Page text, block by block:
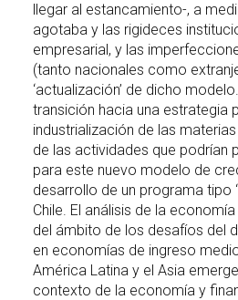
llegar al estancamiento-, a
agotaba y las rigideces
empresarial, y las
(tanto nacionales como
‘actualización’ de dicho
transición hacia una estrategia
industrialización de las
de las actividades que podrían
para este nuevo modelo de
desarrollo de un programa tipo
Chile. El análisis de la
del ámbito de los desafíos del
en economías de ingreso
América Latina y el Asia
contexto de la economía y